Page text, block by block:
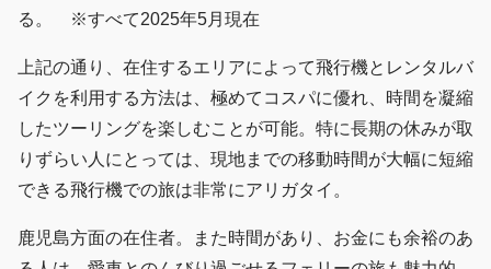
る。 ※すべて2025年5月現在
上記の通り、在住するエリアによって飛行機とレンタルバ
イクを利用する方法は、極めてコスパに優れ、時間を凝縮
したツーリングを楽しむことが可能。特に長期の休みが取
りずらい人にとっては、現地までの移動時間が大幅に短縮
できる飛行機での旅は非常にアリガタイ。
鹿児島方面の在住者。また時間があり、お金にも余裕のあ